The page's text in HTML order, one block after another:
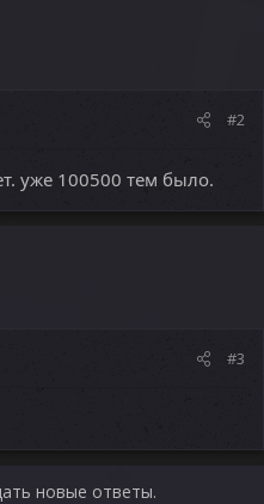
#2
уже 100500 тем было.
#3
новые ответы.